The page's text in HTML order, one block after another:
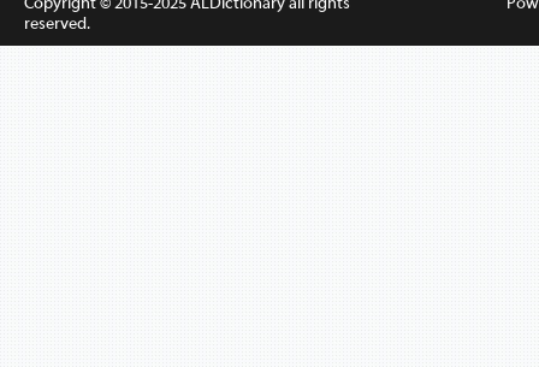
reserved.